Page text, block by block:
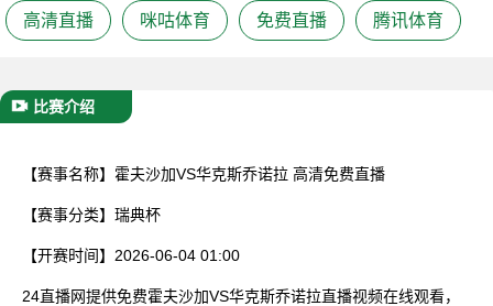
高清直播 咪咕体育 免费直播 腾讯体育
比赛介绍
【赛事名称】 霍夫沙加VS华克斯乔诺拉 高清免费直播
【赛事分类】 瑞典杯
【开赛时间】 2026-06-04 01:00
24直播网提供免费霍夫沙加VS华克斯乔诺拉直播视频在线观看，